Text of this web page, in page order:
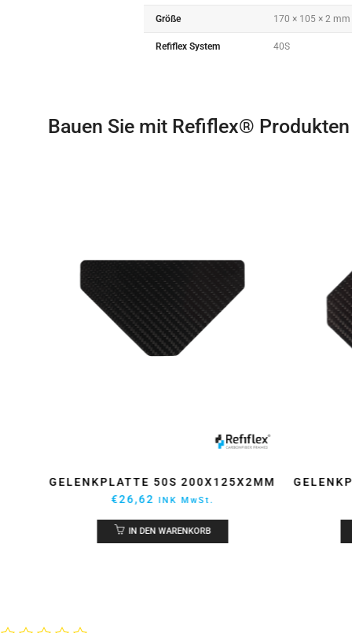
Größe 170 × 105 × 2 mm
Refiflex System 40S
Bauen Sie mit Refiflex® Produkten
GELENKPLATTE 25S 145X145X2MM
€25,41 INK MwSt.
IN DEN WARENKORB